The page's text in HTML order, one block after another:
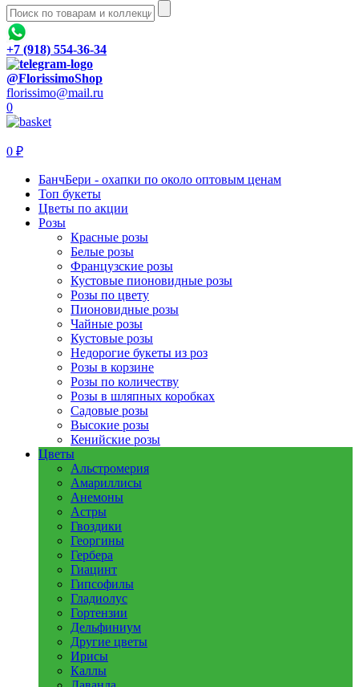
+7 (918) 554-36-34
@FlorissimoShop
florissimo@mail.ru
0
0 ₽
БанчБери - охапки по около оптовым ценам
Топ букеты
Цветы по акции
Розы
Красные розы
Белые розы
Французские розы
Кустовые пионовидные розы
Розы по цвету
Пионовидные розы
Чайные розы
Кустовые розы
Недорогие букеты из роз
Розы в корзине
Розы по количеству
Розы в шляпных коробках
Садовые розы
Высокие розы
Кенийские розы
Цветы
Альстромерия
Амариллисы
Анемоны
Астры
Гвоздики
Георгины
Гербера
Гиацинт
Гипсофилы
Гладиолус
Гортензии
Дельфиниум
Другие цветы
Ирисы
Каллы